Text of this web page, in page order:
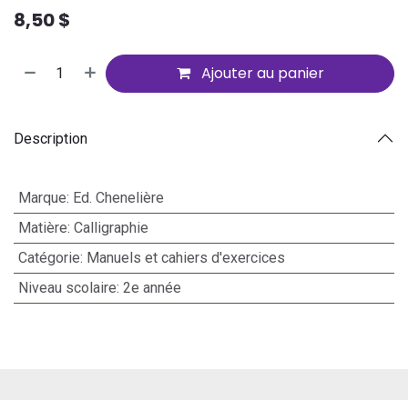
8,50$
Ajouter au panier
Description
Marque: Ed. Chenelière
Matière: Calligraphie
Catégorie: Manuels et cahiers d'exercices
Niveau scolaire: 2e année